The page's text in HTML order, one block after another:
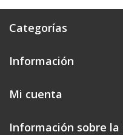
Categorías
Información
Mi cuenta
Información sobre